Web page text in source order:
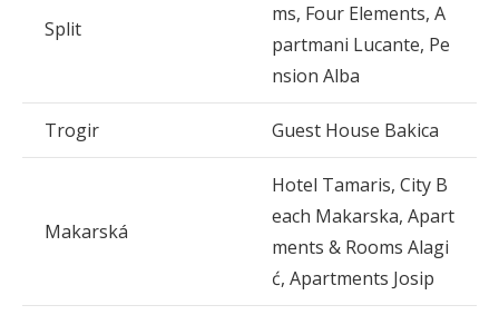
Split
ms, Four Elements, A
partmani Lucante, Pe
nsion Alba
Trogir Guest House Bakica
Makarská
Hotel Tamaris, City B
each Makarska, Apart
ments & Rooms Alagi
ć, Apartments Josip